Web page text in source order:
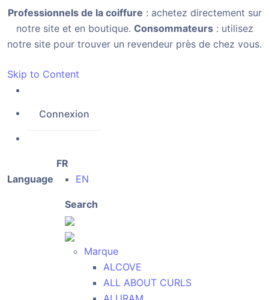
Professionnels de la coiffure : achetez directement sur
notre site et en boutique. Consommateurs: utilisez
notre site pour trouver un revendeur près de chez vous.
Skip to Content
Connexion
Language
FR
EN
Search
Marque
ALCOVE
ALL ABOUT CURLS